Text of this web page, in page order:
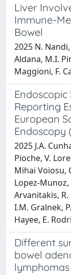
Liver
Immune-
Bowel
2025 N.
Aldana, M.I.
Maggioni, F.
Reporting
European
Endoscopy
2025 J.A.
Pioche, V.
Mihai Voiosu,
Lopez-Munoz,
Arvanitakis,
I.M. Gralnek,
Hayee, E.
Different
bowel